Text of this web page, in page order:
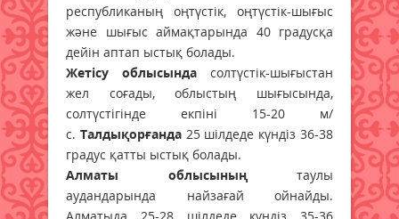
республиканың оңтүстік, оңтүстік-шығыс
және шығыс аймақтарында 40 градусқа
дейін аптап ыстық болады.
Жетісу облысында солтүстік-шығыстан
жел соғады, облыстың шығысында,
солтүстігінде екпіні 15-20 м/
с. Талдықорғанда25 шілдеде күндіз 36-38
градус қатты ыстық болады.
Алматы облысының таулы
аудандарында найзағай ойнайды.
Алматыда 25-28 шілдеде күндіз 35-36